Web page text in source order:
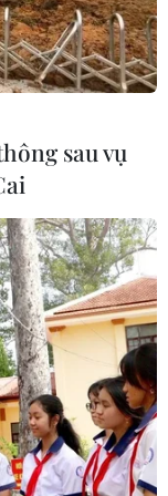
năm 2020
viện, số
bệnh nh,
các ca
tuyến từ các
Bắc. Ngoài
các hoạt
đạo tuyến,
sau vụ